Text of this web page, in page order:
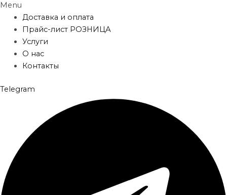
Menu
Доставка и оплата
Прайс-лист РОЗНИЦА
Услуги
О нас
Контакты
Telegram